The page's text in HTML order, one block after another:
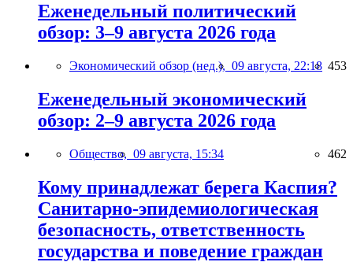
Еженедельный политический
обзор: 3–9 августа 2026 года
Экономический обзор (нед.), 09 августа, 22:18 453
Еженедельный экономический
обзор: 2–9 августа 2026 года
Общество, 09 августа, 15:34 462
Кому принадлежат берега Каспия?
Санитарно-эпидемиологическая
безопасность, ответственность
государства и поведение граждан